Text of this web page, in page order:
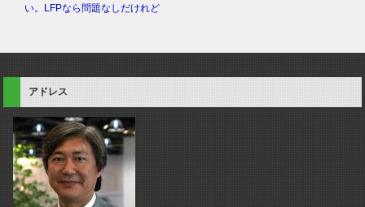
い。LFPなら問題なしだけれど
アドレス